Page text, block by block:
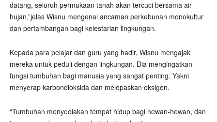
datang, seluruh permukaan tanah akan tercuci bersama air
hujan,”jelas Wisnu mengenai ancaman perkebunan monokultur
dan pertambangan bagi kelestarian lingkungan.
Kepada para pelajar dan guru yang hadir, Wisnu mengajak
mereka untuk peduli dengan lingkungan. Dia mengingatkan
fungsi tumbuhan bagi manusia yang sangat penting. Yakni
menyerap karbondioksida dan melepaskan oksigen.
“Tumbuhan menyediakan tempat hidup bagi hewan-hewan, dan